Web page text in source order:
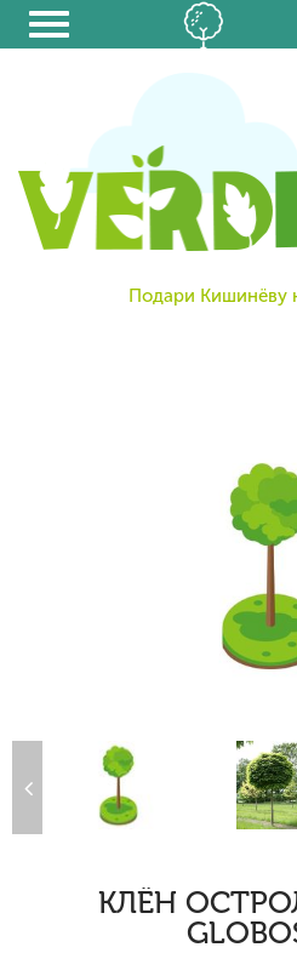
Подари Кишинёву
КЛЁН